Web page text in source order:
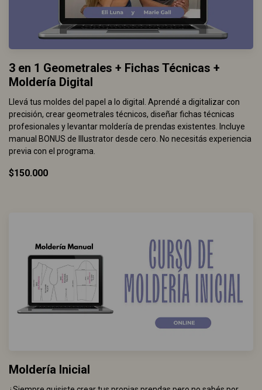
3 en 1 Geometrales + Fichas Técnicas +
Moldería Digital
Llevá tus moldes del papel a lo digital. Aprendé a digitalizar con
precisión, crear geometrales técnicos, diseñar fichas técnicas
profesionales y levantar moldería de prendas existentes. Incluye
manual BONUS de Illustrator desde cero. No necesitás experiencia
previa con el programa.
$150.000
Moldería Inicial